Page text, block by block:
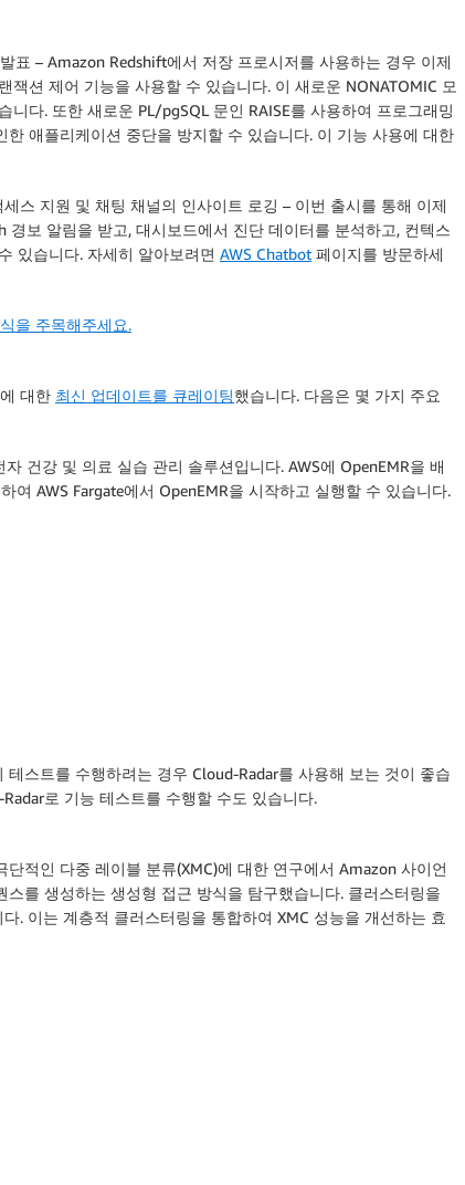
표 – Amazon Redshift에서 저장 프로시저를 사용하는 경우 이제
션 제어 기능을 사용할 수 있습니다. 이 새로운 NONATOMIC 모
다. 또한 새로운 PL/pgSQL 문인 RAISE를 사용하여 프로그래밍
애플리케이션 중단을 방지할 수 있습니다. 이 기능 사용에 대한
스 지원 및 채팅 채널의 인사이트 로깅 – 이번 출시를 통해 이제
보 알림을 받고, 대시보드에서 진단 데이터를 분석하고, 컨텍스
있습니다. 자세히 알아보려면 AWS Chatbot 페이지를 방문하세
을 주목해주세요.
대한 최신 업데이트를 큐레이팅했습니다. 다음은 몇 가지 주요
건강 및 의료 실습 관리 솔루션입니다. AWS에 OpenEMR을 배
여 AWS Fargate에서 OpenEMR을 시작하고 실행할 수 있습니다.
스트를 수행하려는 경우 Cloud-Radar를 사용해 보는 것이 좋습
로 기능 테스트를 수행할 수도 있습니다.
단적인 다중 레이블 분류(XMC)에 대한 연구에서 Amazon 사이언
를 생성하는 생성형 접근 방식을 탐구했습니다. 클러스터링을
. 이는 계층적 클러스터링을 통합하여 XMC 성능을 개선하는 효